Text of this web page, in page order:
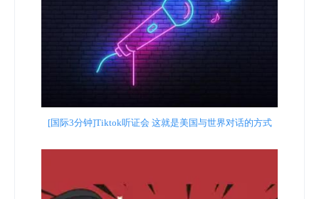
[国际3分钟]Tiktok听证会 这就是美国与世界对话的方式